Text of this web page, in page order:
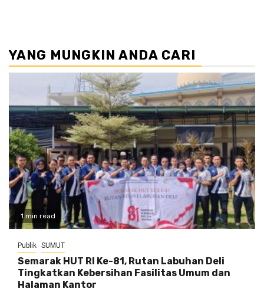
YANG MUNGKIN ANDA CARI
1 min read
Publik SUMUT
Semarak HUT RI Ke-81, Rutan Labuhan Deli
Tingkatkan Kebersihan Fasilitas Umum dan
Halaman Kantor